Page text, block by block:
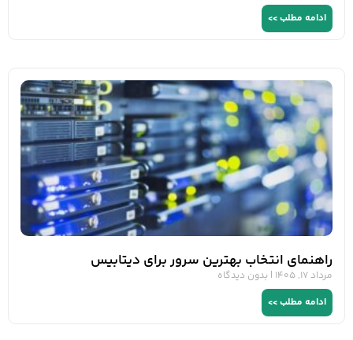
ادامه مطلب >>
راهنمای انتخاب بهترین سرور برای دیتابیس
مرداد 17, 1405
بدون دیدگاه
ادامه مطلب >>